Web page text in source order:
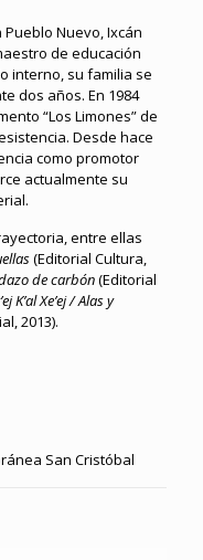
Nuevo, Ixcán
de educación
interno, su familia se
dos años. En 1984
“Los Limones” de
Desde hace
como promotor
actualmente su
entre ellas
(Editorial Cultura,
de carbón(Editorial
K’al Xe’ej / Alas y
2013).
San Cristóbal